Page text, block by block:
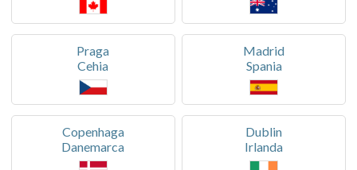
Praga
Cehia
Madrid
Spania
Copenhaga
Danemarca
Dublin
Irlanda